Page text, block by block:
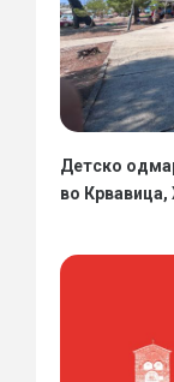
Детско
во Крвавица,